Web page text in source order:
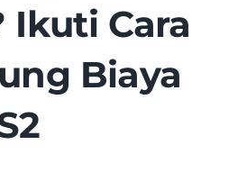
Ikuti Cara
Biaya